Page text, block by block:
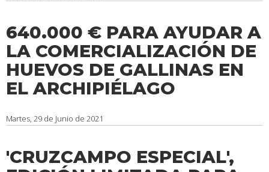
640.000 € PARA AYUDAR A
LA COMERCIALIZACIÓN DE
HUEVOS DE GALLINAS EN
EL ARCHIPIÉLAGO
Martes, 29 de Junio de 2021
'CRUZCAMPO ESPECIAL',